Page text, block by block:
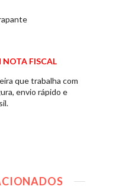
FISCAL
que trabalha com
envio rápido e